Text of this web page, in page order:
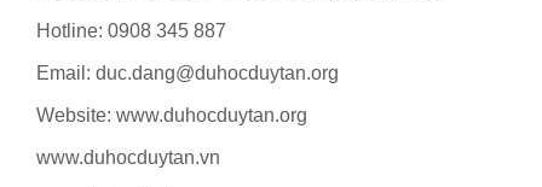
Hotline: 0908 345 887
Email: duc.dang@duhocduytan.org
Website: www.duhocduytan.org
www.duhocduytan.vn